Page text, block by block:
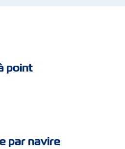
point
par navire